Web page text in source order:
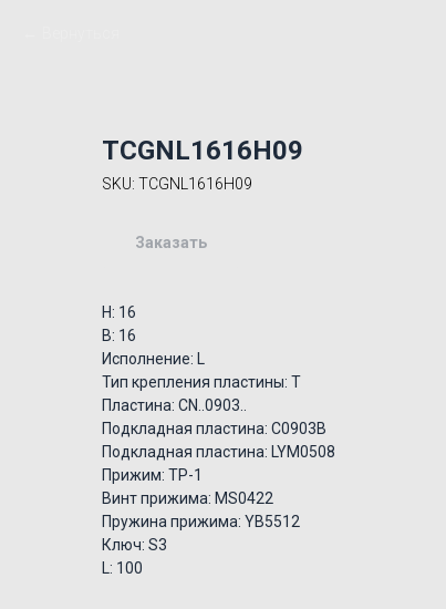
TCGNL1616H09
SKU: TCGNL1616H09
Заказать
H: 16
B: 16
Исполнение: L
Тип крепления пластины: T
Пластина: CN..0903..
Подкладная пластина: C0903B
Подкладная пластина: LYM0508
Прижим: TP-1
Винт прижима: MS0422
Пружина прижима: YB5512
Ключ: S3
L: 100